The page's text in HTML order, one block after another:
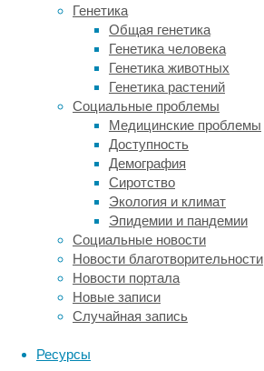
Генетика
Общая генетика
Генетика человека
Генетика животных
Генетика растений
Социальные проблемы
Медицинские проблемы
Доступность
Демография
Сиротство
Экология и климат
Эпидемии и пандемии
Социальные новости
Новости благотворительности
Новости портала
Новые записи
Случайная запись
Ресурсы
мужчин.
Летиция
Гутьеррес-
Гальве
Leticia
Gutierrez-
Galve)
из
Центра
Психиатрии
в
Лондоне
со
своими
из